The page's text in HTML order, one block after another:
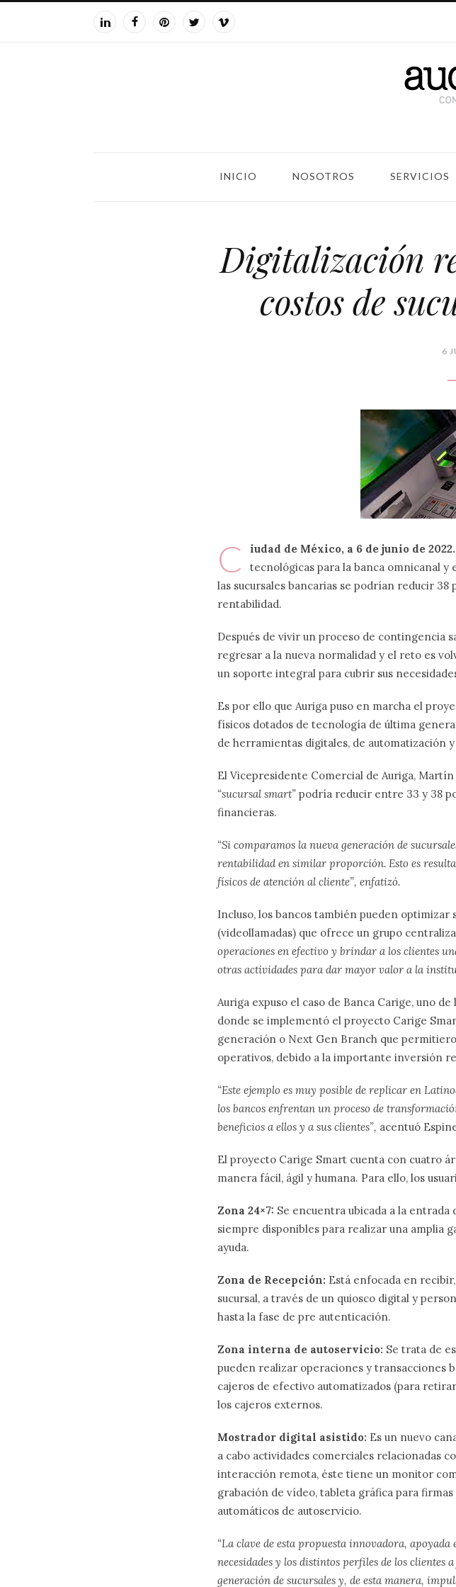
INICIO NOSOTROS SERVICIOS
Digitalización
costos de
6
C iudad de México, a 6 de junio de 2022.
tecnológicas para la banca omnicanal y
las sucursales bancarias se podrían reducir
rentabilidad.
Después de vivir un proceso de contingencia
regresar a la nueva normalidad y el reto es
un soporte integral para cubrir sus
Es por ello que Auriga puso en marcha el
físicos dotados de tecnología de última
de herramientas digitales, de automatización
El Vicepresidente Comercial de Auriga, Martín
“sucursal smart” podría reducir entre 33 y 38
financieras.
“Si comparamos la nueva generación de
rentabilidad en similar proporción. Esto es
físicos de atención al cliente”, enfatizó.
Incluso, los bancos también pueden
(videollamadas) que ofrece un grupo
operaciones en efectivo y brindar a los clientes
otras actividades para dar mayor valor a la
Auriga expuso el caso de Banca Carige, uno
donde se implementó el proyecto Carige
generación o Next Gen Branch que
operativos, debido a la importante inversión
“Este ejemplo es muy posible de replicar en
los bancos enfrentan un proceso de
beneficios a ellos y a sus clientes”, acentuó
El proyecto Carige Smart cuenta con cuatro
manera fácil, ágil y humana. Para ello, los
Zona 24×7: Se encuentra ubicada a la entrada
siempre disponibles para realizar una amplia
ayuda.
Zona de Recepción: Está enfocada en
sucursal, a través de un quiosco digital y
hasta la fase de pre autenticación.
Zona interna de autoservicio: Se trata de
pueden realizar operaciones y transacciones
cajeros de efectivo automatizados (para
los cajeros externos.
Mostrador digital asistido: Es un nuevo
a cabo actividades comerciales relacionadas
interacción remota, éste tiene un monitor
grabación de vídeo, tableta gráfica para
automáticos de autoservicio.
“La clave de esta propuesta innovadora, apoyada
necesidades y los distintos perfiles de los
generación de sucursales y, de esta manera,